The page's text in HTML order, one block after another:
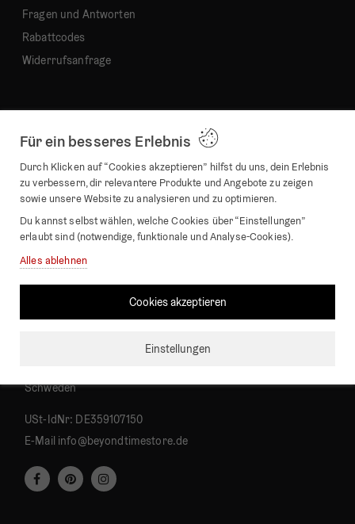
Für ein besseres Erlebnis
Durch Klicken auf “Cookies akzeptieren” hilfst du uns, dein Erlebnis
zu verbessern, dir relevantere Produkte und Angebote zu zeigen
sowie unsere Website zu analysieren und zu optimieren.
Du kannst selbst wählen, welche Cookies über “Einstellungen”
erlaubt sind (notwendige, funktionale und Analyse-Cookies).
Alles ablehnen
Einstellungen
Cookies akzeptieren
Fragen und Antworten
Rabattcodes
Widerrufsanfrage
Wecker und Tischuhren
Geschenkkarten
Neu in
Schweden
USt-IdNr: DE359107150
E-Mail info@beyondtimestore.de